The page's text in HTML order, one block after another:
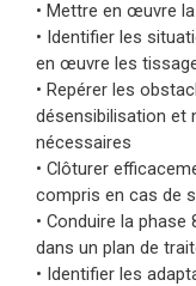
• Mettre en œuvre
• Identifier les
en œuvre les
• Repérer les
désensibilisation et
nécessaires
• Clôturer
compris en cas de
• Conduire la
dans un plan de
• Identifier les